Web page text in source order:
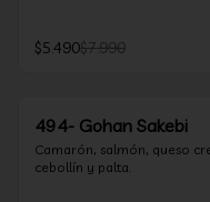
$5.490$7.990
494- Gohan Sakebi
Camarón, salmón, queso
cebollín y palta.